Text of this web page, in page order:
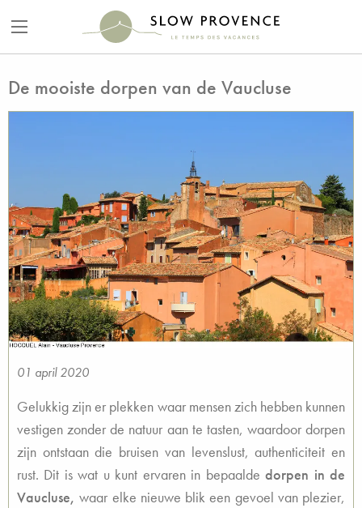
De mooiste dorpen van de Vaucluse
01 april 2020
Gelukkig zijn er plekken waar mensen zich hebben kunnen
vestigen zonder de natuur aan te tasten, waardoor dorpen
zijn ontstaan die bruisen van levenslust, authenticiteit en
rust. Dit is wat u kunt ervaren in bepaaldedorpen in de
Vaucluse, waar elke nieuwe blik een gevoel van plezier,